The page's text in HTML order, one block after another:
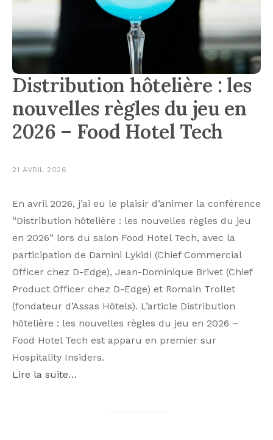
Distribution hôtelière : les
nouvelles règles du jeu en
2026 – Food Hotel Tech
21 AVRIL 2026
En avril 2026, j’ai eu le plaisir d’animer la conférence
“Distribution hôtelière : les nouvelles règles du jeu
en 2026” lors du salon Food Hotel Tech, avec la
participation de Damini Lykidi (Chief Commercial
Officer chez D-Edge), Jean-Dominique Brivet (Chief
Product Officer chez D-Edge) et Romain Trollet
(fondateur d’Assas Hôtels). L’article Distribution
hôtelière : les nouvelles règles du jeu en 2026 –
Food Hotel Tech est apparu en premier sur
Hospitality Insiders.
Lire la suite…